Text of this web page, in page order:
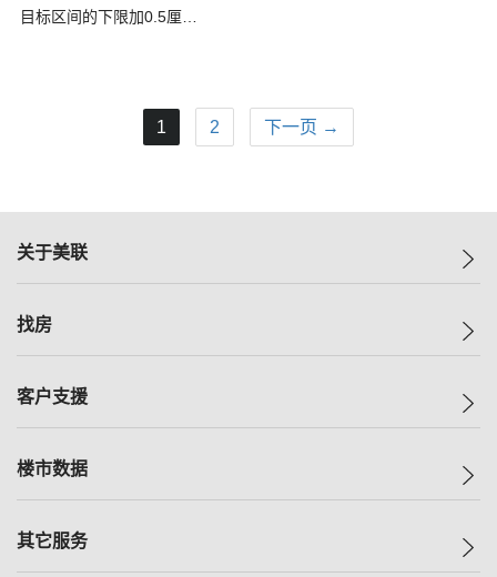
目标区间的下限加0.5厘…
1 2 下一页 →
关于美联
美联集团
人才招募
找房
一手新房
减价
美联豪宅
客户支援
自助放盘
查询热线
楼市数据
指数
其它服务